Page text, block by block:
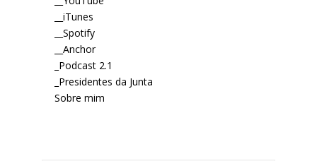
__iTunes
__Spotify
__Anchor
_Podcast 2.1
_Presidentes da Junta
Sobre mim